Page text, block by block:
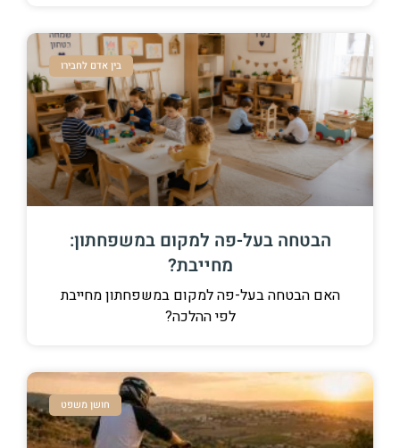
בין אדם לחבירו
הבטחה בעל-פה למקום במשפחתון:
מחייבת?
האם הבטחה בעל-פה למקום במשפחתון מחייבת
לפי ההלכה?
חושן משפט